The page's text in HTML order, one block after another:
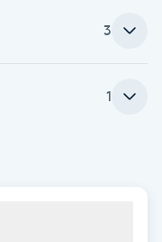
3
1